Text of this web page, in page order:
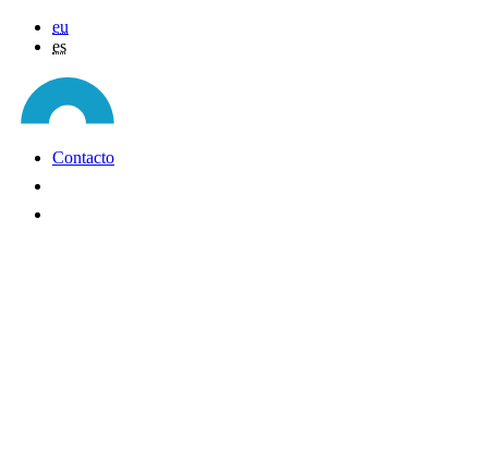
eu
es
Contacto